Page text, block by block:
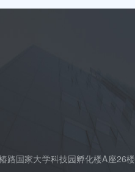
路国家大学科技园孵化楼A座26楼